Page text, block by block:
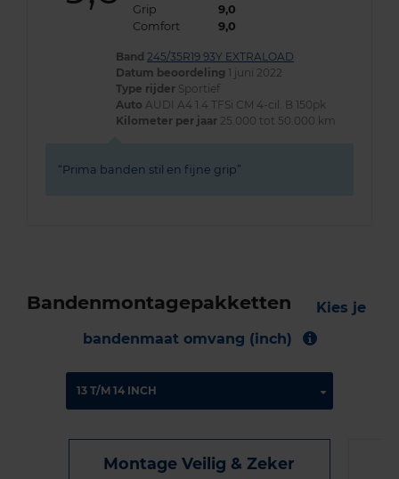
Grip
9,0
Comfort
9,0
Band 245/35R19 93Y EXTRALOAD
Datum beoordeling 1 juni 2022
Type rijder Sportief
Auto AUDI A4 1.4 TFSi CM 4-cil. B 150pk
Kilometer per jaar 25.000 tot 50.000 km
Prima banden stil en fijne grip
Bandenmontagepakketten
Kies je
bandenmaat omvang (inch)
Montage Veilig & Zeker